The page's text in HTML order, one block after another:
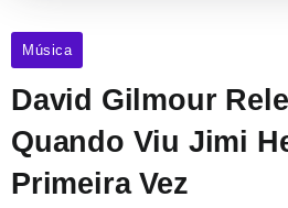
Música
David Gilmour
Quando Viu Jimi
Primeira Vez